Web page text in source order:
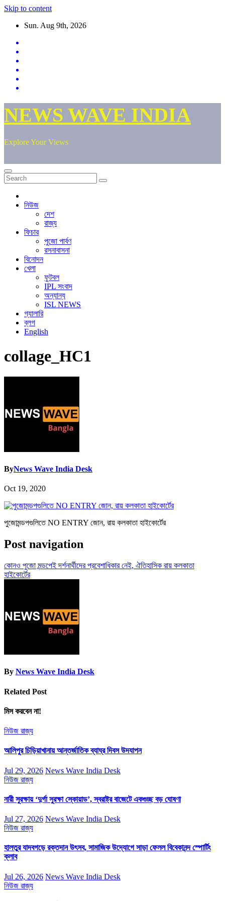
Skip to content
Sun. Aug 9th, 2026
NEWS WAVE INDIA
Explore Your Views
নিউজ
দেশ
রাজ্য
ফিচার
পুজো পার্বণ
রসনাবাসনা
বিনোদন
খেলা
ফুটবল
IPL সংবাদ
অন্যান্য
ISL NEWS
গ্যালারি
ব্লগ
English
collage_HC1
ByNews Wave India Desk
Oct 19, 2020
পুজোমন্ডপগুলিতে NO ENTRY জোন, রায় কলকাতা হাইকোর্টের
Post navigation
কোনও পুজো মন্ডপেই দর্শনার্থীদের প্রবেশাধিকার নেই, ঐতিহাসিক রায় কলকাতা
হাইকোর্টের
By News Wave India Desk
Related Post
মিস করবেন না!
নিউজ রাজ্য
আলিপুর চিড়িয়াখানায় আন্তর্জাতিক ব্যাঘ্র দিবস উদযাপন
Jul 29, 2026 News Wave India Desk
নিউজ রাজ্য
নারী সুরক্ষায় ‘দুর্গা সুরক্ষা স্কোয়াড’, স্বরাষ্ট্র বাজেটে একগুচ্ছ বড় ঘোষণা
Jul 27, 2026 News Wave India Desk
নিউজ রাজ্য
হালতুর যাদবগড়ে রক্তদান উৎসব, সামাজিক উদ্যোগে সাড়া ফেলল বিবেকানন্দ স্পোর্টিং
ক্লাব
Jul 26, 2026 News Wave India Desk
নিউজ রাজ্য